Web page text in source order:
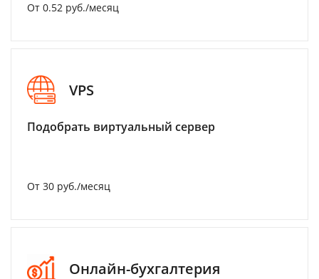
От 0.52 руб./месяц
VPS
Подобрать виртуальный сервер
От 30 руб./месяц
Онлайн-бухгалтерия